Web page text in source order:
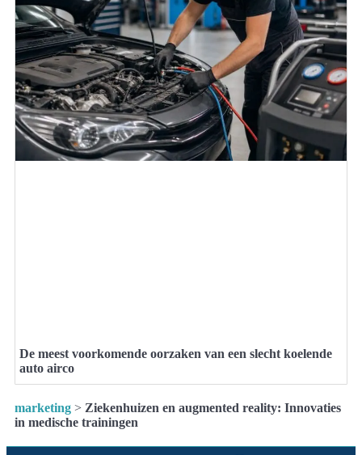
De meest voorkomende oorzaken van een slecht koelende
auto airco
marketing > Ziekenhuizen en augmented reality: Innovaties
in medische trainingen